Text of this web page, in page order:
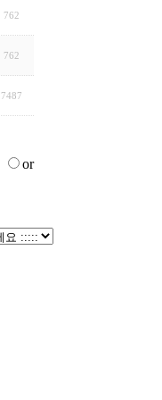
762
762
7487
or